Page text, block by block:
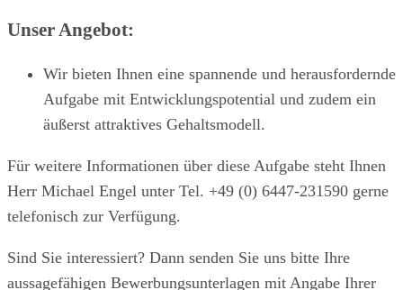
Unser Angebot:
Wir bieten Ihnen eine spannende und herausfordernde
Aufgabe mit Entwicklungspotential und zudem ein
äußerst attraktives Gehaltsmodell.
Für weitere Informationen über diese Aufgabe steht Ihnen
Herr Michael Engel unter Tel. +49 (0) 6447-231590 gerne
telefonisch zur Verfügung.
Sind Sie interessiert? Dann senden Sie uns bitte Ihre
aussagefähigen Bewerbungsunterlagen mit Angabe Ihrer